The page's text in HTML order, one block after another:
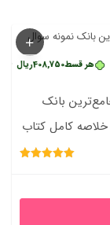
408,750ریال • خرید
بانک
کامل کتاب